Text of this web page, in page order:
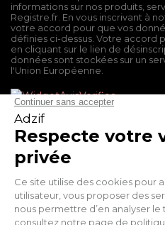
informations sur nos produits,
Registre.fr. En vous inscrivant à
votre accord pour que vos
définies ci-dessus. Votre
en cliquant sur le lien de
données sont stockées sur un
l'Union Européenne.
Conditions